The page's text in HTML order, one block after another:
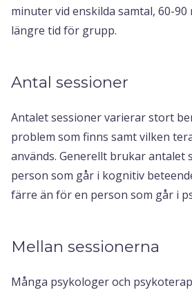
minuter vid enskilda samtal, 60-90
längre tid för grupp.
Antal sessioner
Antalet sessioner varierar stort
problem som finns samt vilken
används. Generellt brukar antalet
person som går i kognitiv
färre än för en person som går i
Mellan sessionerna
Många psykologer och